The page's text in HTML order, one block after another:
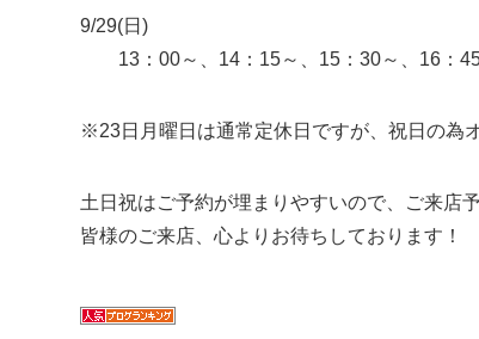
9/29(日)
13：00～、14：15～、15：30～、16：
※23日月曜日は通常定休日ですが、祝日の為
土日祝はご予約が埋まりやすいので、ご来店
皆様のご来店、心よりお待ちしております！